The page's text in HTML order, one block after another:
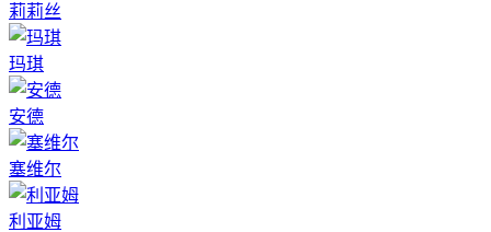
莉莉丝
玛琪
安德
塞维尔
利亚姆